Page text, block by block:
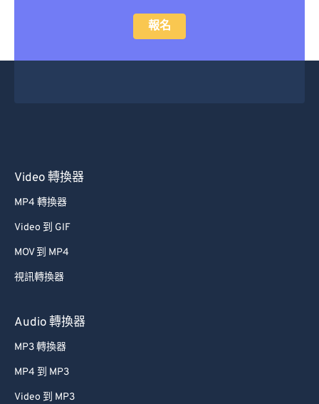
報名
Video 轉換器
MP4 轉換器
Video 到 GIF
MOV 到 MP4
視訊轉換器
Audio 轉換器
MP3 轉換器
MP4 到 MP3
Video 到 MP3